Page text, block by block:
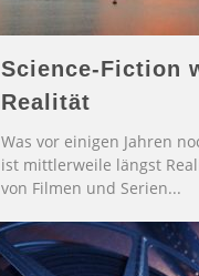
Science-Fiction
Realität
Was vor einigen Jahren
ist mittlerweile längst
von Filmen und Serien...